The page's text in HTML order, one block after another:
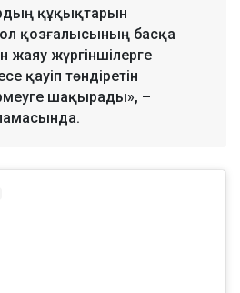
құқықтарын
қозғалысының басқа
жүргіншілерге
қауіп төндіретін
шақырады», –